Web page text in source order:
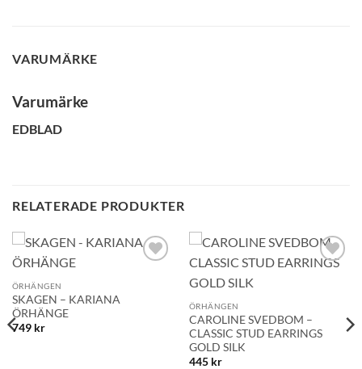
VARUMÄRKE
Varumärke
EDBLAD
RELATERADE PRODUKTER
ÖRHÄNGEN
SKAGEN – KARIANA
ÖRHÄNGE
749 kr
ÖRHÄNGEN
CAROLINE SVEDBOM –
CLASSIC STUD EARRINGS
GOLD SILK
445 kr
GLENSIA KUNDKLUBB
Namn
Mobilnummer